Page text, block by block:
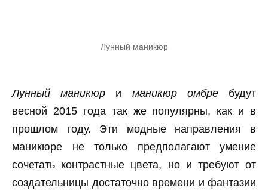
Лунный маникюр
Лунный маникюр и маникюр омбребудут
весной 2015 года так же популярны, как и в
прошлом году. Эти модные направления в
маникюре не только предполагают умение
сочетать контрастные цвета, но и требуют от
создательницы достаточно времени и фантазии